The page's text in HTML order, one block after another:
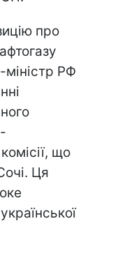
про
РФ
що
Ця